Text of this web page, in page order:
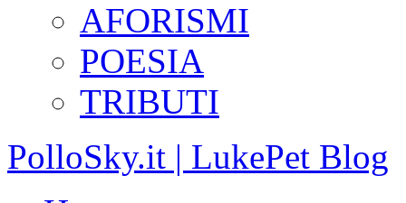
AFORISMI
POESIA
TRIBUTI
PolloSky.it | LukePet Blog